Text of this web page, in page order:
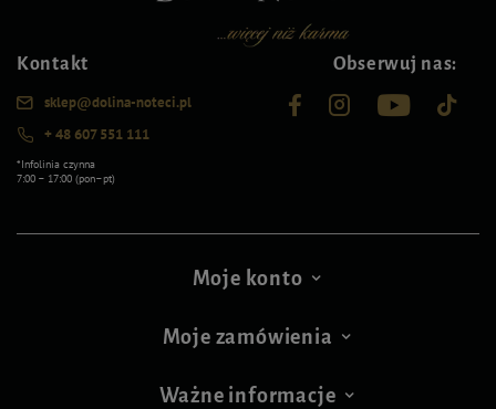
Kontakt
sklep@dolina-noteci.pl
+ 48 607 551 111
*Infolinia czynna
7:00 – 17:00 (pon–pt)
Obserwuj nas:
Moje konto
Moje zamówienia
Ważne informacje